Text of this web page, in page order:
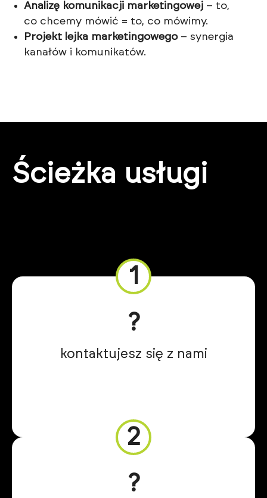
Analizę komunikacji marketingowej – to,
co chcemy mówić = to, co mówimy.
Projekt lejka marketingowego– synergia
kanałów i komunikatów.
Ścieżka usługi
1
?
kontaktujesz się z nami
2
?️